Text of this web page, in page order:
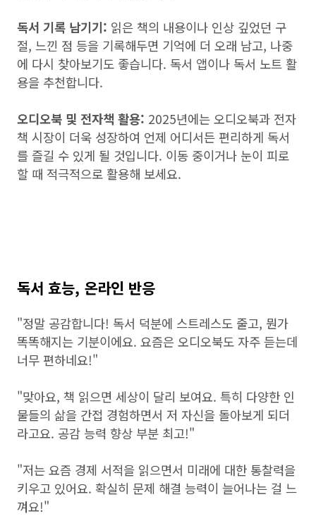
독서 기록 남기기: 읽은 책의 내용이나 인상 깊었던 구
절, 느낀 점 등을 기록해두면 기억에 더 오래 남고, 나중
에 다시 찾아보기도 좋습니다. 독서 앱이나 독서 노트 활
용을 추천합니다.
오디오북 및 전자책 활용: 2025년에는 오디오북과 전자
책 시장이 더욱 성장하여 언제 어디서든 편리하게 독서
를 즐길 수 있게 될 것입니다. 이동 중이거나 눈이 피로
할 때 적극적으로 활용해 보세요.
독서 효능, 온라인 반응
"정말 공감합니다! 독서 덕분에 스트레스도 줄고, 뭔가
똑똑해지는 기분이에요. 요즘은 오디오북도 자주 듣는데
너무 편하네요!"
"맞아요, 책 읽으면 세상이 달리 보여요. 특히 다양한 인
물들의 삶을 간접 경험하면서 저 자신을 돌아보게 되더
라고요. 공감 능력 향상 부분 최고!"
"저는 요즘 경제 서적을 읽으면서 미래에 대한 통찰력을
키우고 있어요. 확실히 문제 해결 능력이 늘어나는 걸 느
껴요!"